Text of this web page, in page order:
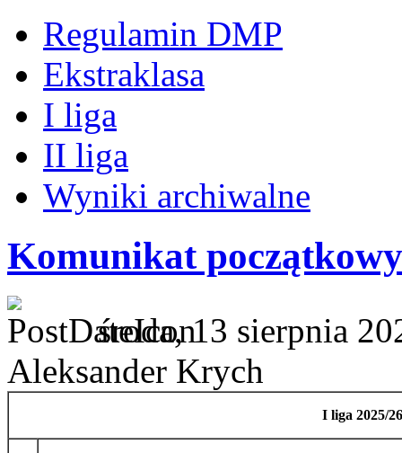
Regulamin DMP
Ekstraklasa
I liga
II liga
Wyniki archiwalne
Komunikat
środa, 13 sierpnia
Aleksander Krych
I liga 2025/